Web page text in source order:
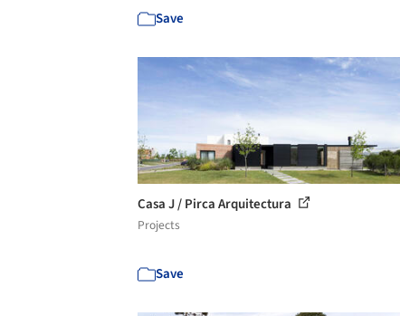
Save
Casa J / Pirca Arquitectura
Projects
Save